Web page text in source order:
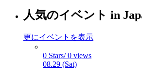
人気のイベント in
更にイベントを表示
0 Stars/ 0 views
08.29 (Sat)